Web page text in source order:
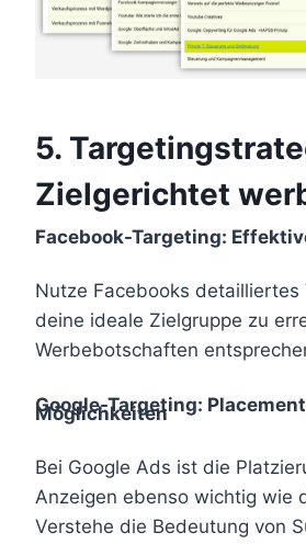
5.
Zielgerichtet
Facebook-Targeting:
Nutze Facebooks detailliertes
deine ideale Zielgruppe zu
Werbebotschaften
Google-Targeting:
Möglichkeiten
Bei Google Ads ist die
Anzeigen ebenso wichtig wie
Verstehe die Bedeutung von